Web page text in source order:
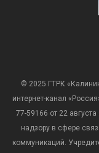
© 2025 ГТРК
интернет-канал
77-59166 от 22
надзору в сфере
коммуникаций.